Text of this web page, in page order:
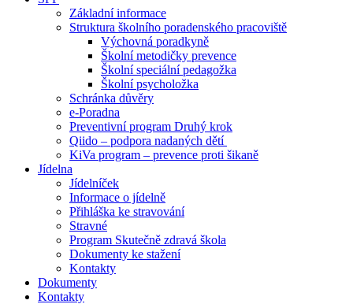
Základní informace
Struktura školního poradenského pracoviště
Výchovná poradkyně
Školní metodičky prevence
Školní speciální pedagožka
Školní psycholožka
Schránka důvěry
e-Poradna
Preventivní program Druhý krok
Qiido – podpora nadaných dětí
KiVa program – prevence proti šikaně
Jídelna
Jídelníček
Informace o jídelně
Přihláška ke stravování
Stravné
Program Skutečně zdravá škola
Dokumenty ke stažení
Kontakty
Dokumenty
Kontakty